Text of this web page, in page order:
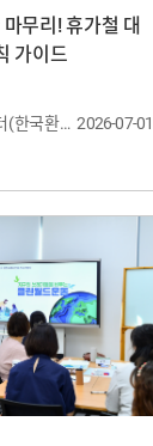
무리! 휴가철 대
가이드
(한국환경 2026-07-01